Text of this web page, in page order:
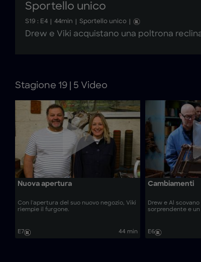
Sportello unico
S19 : E4 44min Sportello unico
Drew e Viki acquistano una poltrona
Stagione 19 | 5 Video
Nuova apertura
Con l'apertura del suo nuovo negozio, Viki
riempie il furgone.
E7 44 min
Cambiamenti
Drew e Al
sorprendente e
E6